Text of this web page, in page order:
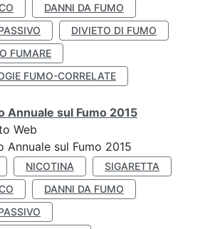
DANNI DA FUMO
DIVIETO DI FUMO
FUMARE
FUMO-CORRELATE
Annuale sul Fumo 2015
Web
Annuale sul Fumo 2015
NICOTINA
SIGARETTA
DANNI DA FUMO